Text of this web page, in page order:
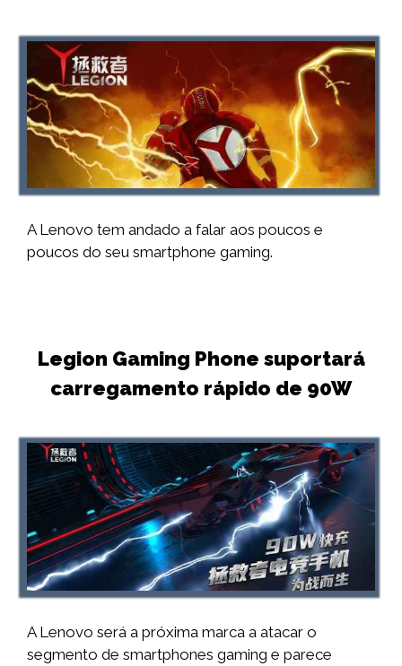
A Lenovo tem andado a falar aos poucos e
poucos do seu smartphone gaming.
Legion Gaming Phone suportará
carregamento rápido de 90W
A Lenovo será a próxima marca a atacar o
segmento de smartphones gaming e parece